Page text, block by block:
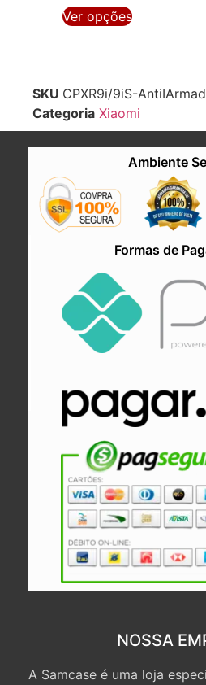
Ver opções
SKU CPXR9i/9iS-
Categoria Xiaomi
Ambiente
Formas de
NOSSA
A Samcase é uma loja